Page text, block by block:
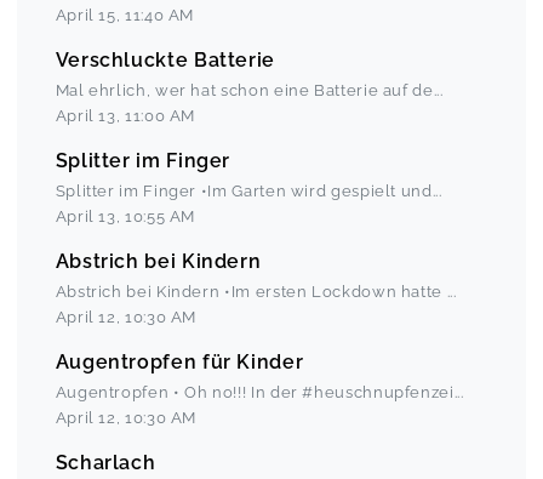
April 15 ,11:40 AM
Verschluckte Batterie
Mal ehrlich, wer hat schon eine Batterie auf de...
April 13 ,11:00 AM
Splitter im Finger
Splitter im Finger •Im Garten wird gespielt und ...
April 13 ,10:55 AM
Abstrich bei Kindern
Abstrich bei Kindern •Im ersten Lockdown hatte ...
April 12 ,10:30 AM
Augentropfen für Kinder
Augentropfen • Oh no!!! In der #heuschnupfenzei ...
April 12 ,10:30 AM
Scharlach